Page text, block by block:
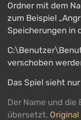
Ordner mit dem
zum Beispiel
Speicherungen in
verschoben
Das Spiel sieht
Der Name und
übersetzt.